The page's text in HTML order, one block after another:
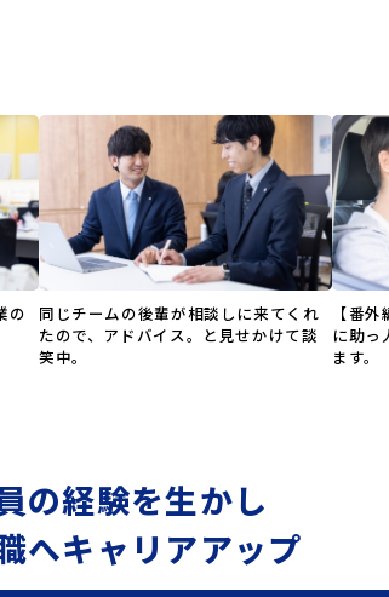
の
同じチームの後輩が相談しに来てくれ
たので、アドバイス。と見せかけて談
笑中。
【番
に助っ
ます。
の経験を生かし
へキャリアアップ